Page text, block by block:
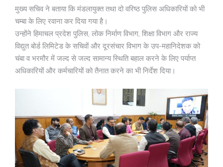
मुख्य सचिव ने बताया कि मंडलायुक्त तथा दो वरिष्ठ पुलिस अधिकारियों को भी
चम्बा के लिए रवाना कर दिया गया है।
उन्होंने हिमाचल प्रदेश पुलिस, लोक निर्माण विभाग, शिक्षा विभाग और राज्य
विद्युत बोर्ड लिमिटेड के सचिवों और दूरसंचार विभाग के उप-महानिदेशक को
चंबा व भरमौर में जल्द से जल्द सामान्य स्थिति बहाल करने के लिए पर्याप्त
अधिकारियों और कर्मचारियों को तैनात करने का भी निर्देश दिया।